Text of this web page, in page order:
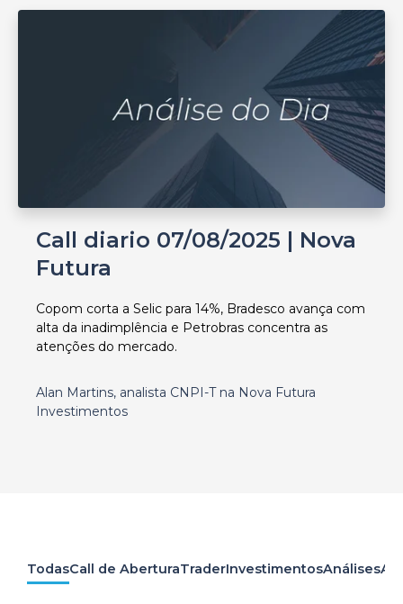
Call diario 07/08/2025 | Nova
Futura
Copom corta a Selic para 14%, Bradesco avança com
alta da inadimplência e Petrobras concentra as
atenções do mercado.
Alan Martins, analista CNPI-T na Nova Futura
Investimentos
TodasCall de AberturaTraderInvestimentosAnálises